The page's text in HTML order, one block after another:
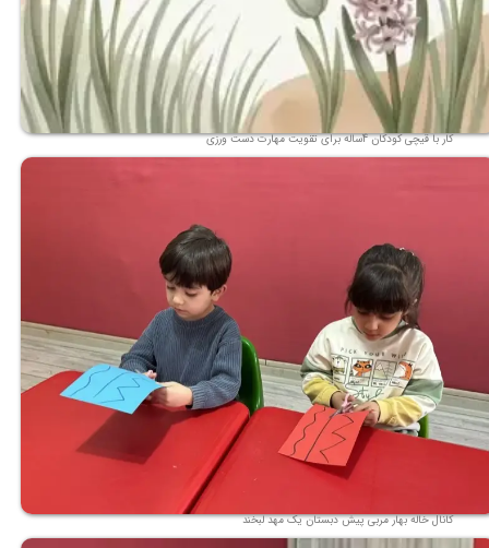
کار با قیچی کودکان 4ساله برای تقویت مهارت دست ورزی
کانال خاله بهار مربی پیش دبستان یک مهد لبخند